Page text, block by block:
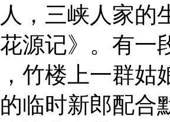
，三峡人家的
源记》。有一
竹楼上一群姑
的临时新郎配